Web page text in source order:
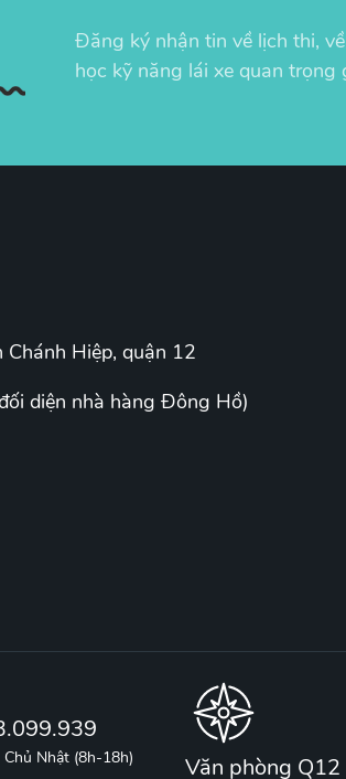
Đăng ký nhận tin về lịch thi,
học kỹ năng lái xe quan trọng
Hiệp, quận 12
diện nhà hàng Đông Hồ)
Nhật (8h-18h) Văn phòng Q12